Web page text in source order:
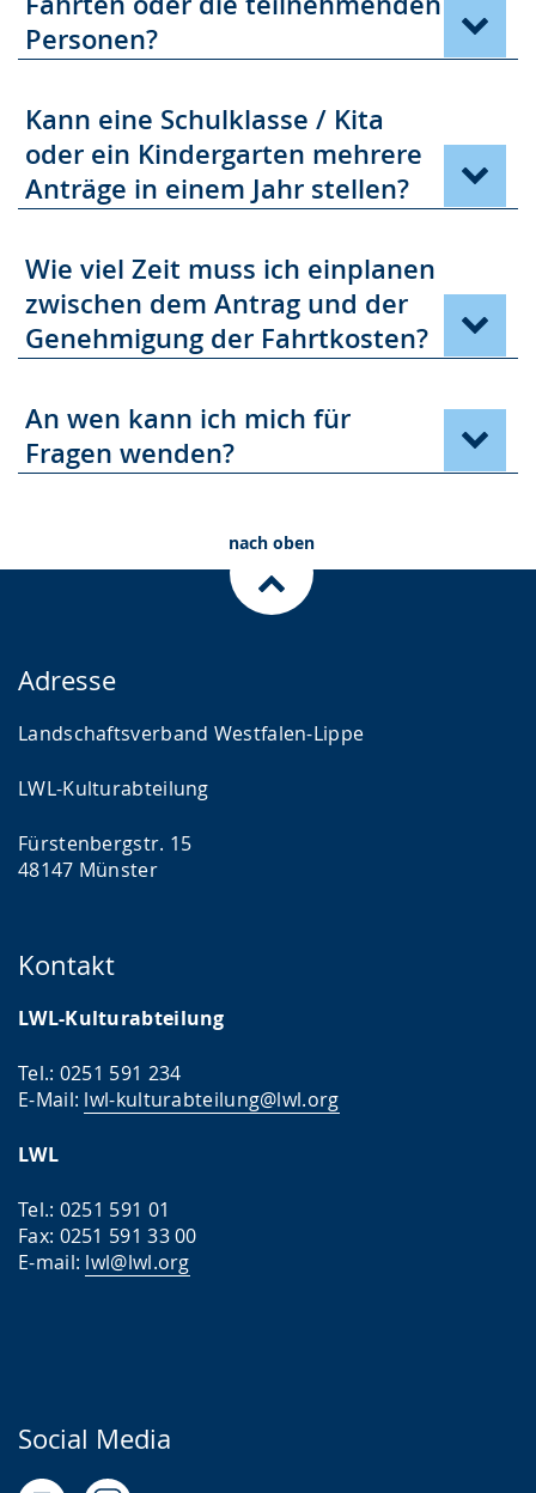
Personen?
Kann eine Schulklasse / Kita
oder ein Kindergarten mehrere
Anträge in einem Jahr stellen?
Wie viel Zeit muss ich einplanen
zwischen dem Antrag und der
Genehmigung der Fahrtkosten?
An wen kann ich mich für
Fragen wenden?
nach oben
Adresse
Landschaftsverband Westfalen-Lippe
LWL-Kulturabteilung
Fürstenbergstr. 15
48147 Münster
Kontakt
LWL-Kulturabteilung
Tel.: 0251 591 234
E-Mail: lwl-kulturabteilung@lwl.org
LWL
Tel.: 0251 591 01
Fax: 0251 591 33 00
E-mail: lwl@lwl.org
Social Media